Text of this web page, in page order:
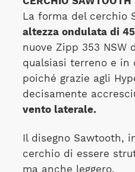
La forma del cerchio
altezza ondulata di
nuove Zipp 353 NSW
qualsiasi terreno e in
poiché grazie agli
decisamente
vento laterale.
Il disegno Sawtooth,
cerchio di essere
ma anche leggero.